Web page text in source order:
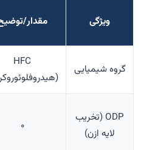
ویژگی مقدار/توضیح
گروه شیمیایی
HFC
(هیدروفلوئوروکربن)
ODP (تخریب
لایه ازن)